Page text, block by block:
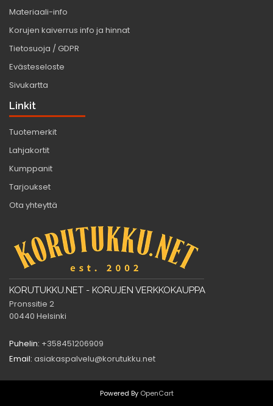
Materiaali-info
Korujen kaiverrus info ja hinnat
Tietosuoja / GDPR
Evästeseloste
Sivukartta
Linkit
Tuotemerkit
Lahjakortit
Kumppanit
Tarjoukset
Ota yhteyttä
KORUTUKKU.NET - KORUJEN VERKKOKAUPPA
Pronssitie 2
00440 Helsinki
Puhelin: +358451206909
Email: asiakaspalvelu@korutukku.net
Powered By OpenCart